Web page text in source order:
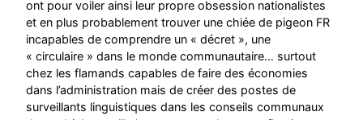
ont pour voiler ainsi leur propre obsession nationalistes
et en plus probablement trouver une chiée de pigeon FR
incapables de comprendre un « décret », une
« circulaire » dans le monde communautaire… surtout
chez les flamands capables de faire des économies
dans l’administration mais de créer des postes de
surveillants linguistiques dans les conseils communaux